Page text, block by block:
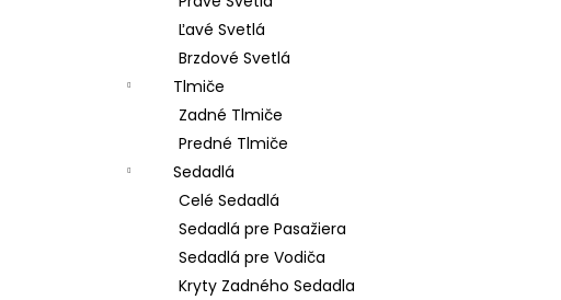
Ľavé Svetlá
Brzdové Svetlá
Tlmiče
Zadné Tlmiče
Predné Tlmiče
Sedadlá
Celé Sedadlá
Sedadlá pre Pasažiera
Sedadlá pre Vodiča
Kryty Zadného Sedadla